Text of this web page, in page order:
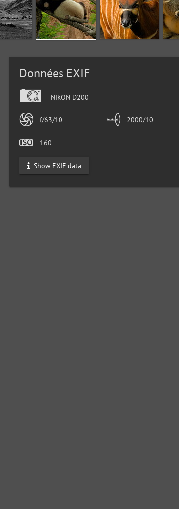
Données EXIF
NIKON D200
f/63/10 2000/10
160
Show EXIF data